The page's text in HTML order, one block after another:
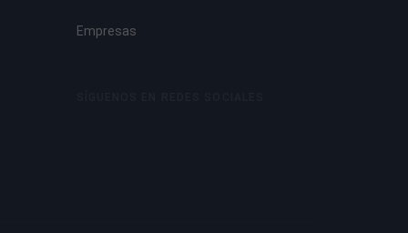
Empresas